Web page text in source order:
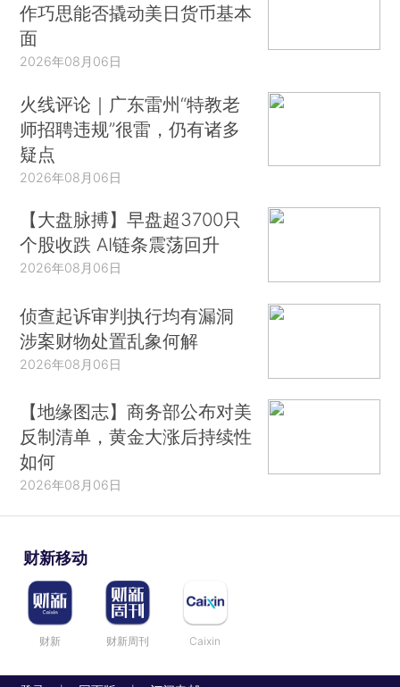
作巧思能否撬动美日货币基本
面
2026年08月06日
火线评论｜广东雷州“特教老
师招聘违规”很雷，仍有诸多
疑点
2026年08月06日
【大盘脉搏】早盘超3700只
个股收跌 AI链条震荡回升
2026年08月06日
侦查起诉审判执行均有漏洞
涉案财物处置乱象何解
2026年08月06日
【地缘图志】商务部公布对美
反制清单，黄金大涨后持续性
如何
2026年08月06日
财新移动
财新 财新周刊 Caixin